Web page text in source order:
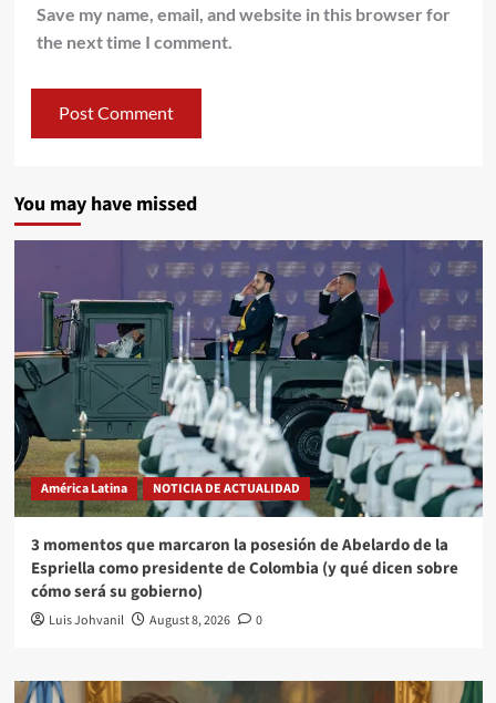
Save my name, email, and website in this browser for
the next time I comment.
You may have missed
América Latina NOTICIA DE ACTUALIDAD
3 momentos que marcaron la posesión de Abelardo de la
Espriella como presidente de Colombia (y qué dicen sobre
cómo será su gobierno)
Luis Johvanil August 8, 2026 0